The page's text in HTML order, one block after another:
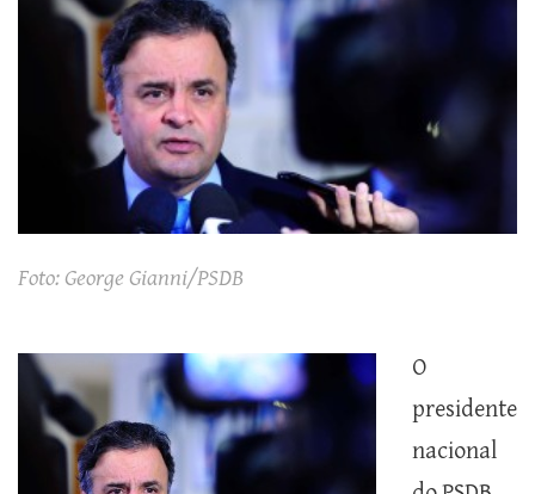
Foto: George Gianni/PSDB
O
presidente
nacional